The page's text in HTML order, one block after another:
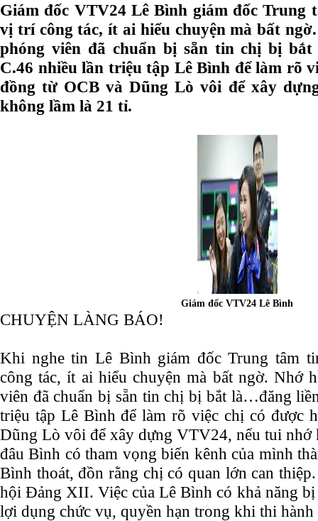
Giám đốc VTV24 Lê Bình giám đốc
vị trí công tác, ít ai hiểu chuyện mà bất
phóng viên đã chuẩn bị sẵn tin chị bị
C.46 nhiều lần triệu tập Lê Bình để làm rõ
đồng từ OCB và Dũng Lò vôi để xây
không lầm là 21 tỉ.
Giám đốc VTV24 Lê Bình
CHUYỆN LÀNG BÁO!
Khi nghe tin Lê Bình giám đốc Trung tâm
công tác, ít ai hiểu chuyện mà bất ngờ. Nhớ
viên đã chuẩn bị sẵn tin chị bị bắt là…đăng
triệu tập Lê Bình để làm rõ việc chị có được
Dũng Lò vôi để xây dựng VTV24, nếu tui nhớ
đâu Bình có tham vọng biến kênh của mình
Bình thoát, đồn rằng chị có quan lớn can
hội Đảng XII. Việc của Lê Bình có khả năng
lợi dụng chức vụ, quyền hạn trong khi thi